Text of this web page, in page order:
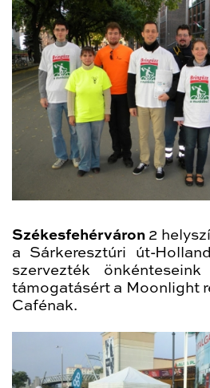
Székesfehérváron 2
a Sárkeresztúri út-
szervezték
támogatásért a Moonlight
Cafénak.